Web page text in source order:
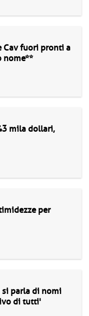
Cav fuori pronti a
nome**
mila dollari,
per
si parla di nomi
di tutti'